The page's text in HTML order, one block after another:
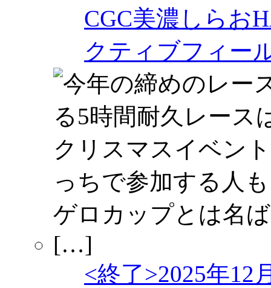
CGC美濃しらお
クティブフィー
<終了>2025年12